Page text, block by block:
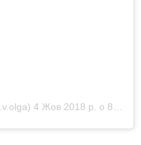
4 Жов 2018 р. о 8:18 PDT